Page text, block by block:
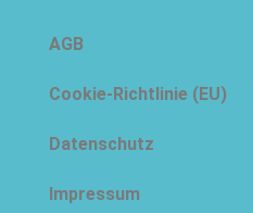
AGB
Cookie-Richtlinie (EU)
Datenschutz
Impressum